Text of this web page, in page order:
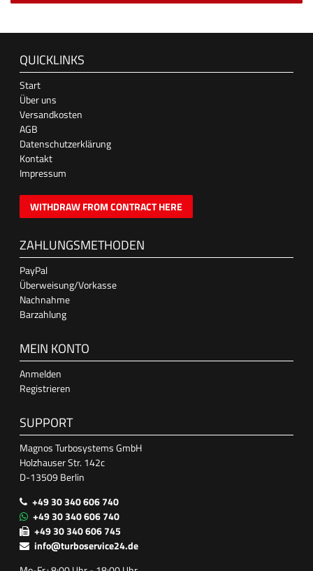
QUICKLINKS
Start
Über uns
Versandkosten
AGB
Datenschutzerklärung
Kontakt
Impressum
WITHDRAW FROM CONTRACT HERE
ZAHLUNGSMETHODEN
PayPal
Überweisung/Vorkasse
Nachnahme
Barzahlung
MEIN KONTO
Anmelden
Registrieren
SUPPORT
Magnos Turbosystems GmbH
Holzhauser Str. 142c
D-13509 Berlin
+49 30 340 606 740
+49 30 340 606 740
+49 30 340 606 745
info@turboservice24.de